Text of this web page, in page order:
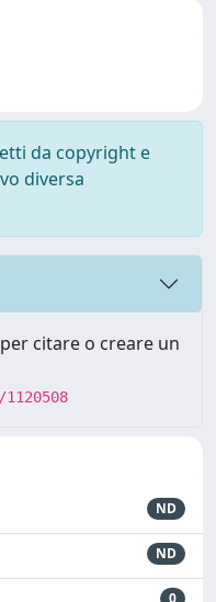
da copyright e
diversa
citare o creare un
ND
ND